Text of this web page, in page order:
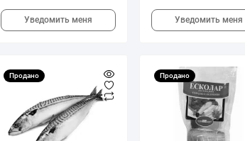
Уведомить меня Уведомить меня
Продано Продано